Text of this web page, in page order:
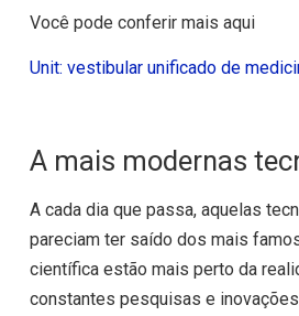
Você pode conferir mais aqui
Unit: vestibular unificado de
A mais modernas
A cada dia que passa, aquelas
pareciam ter saído dos mais
científica estão mais perto da
constantes pesquisas e